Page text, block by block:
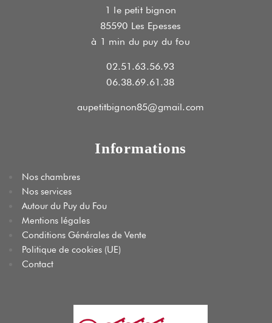
1 le petit bignon
85590 Les Epesses
à 1 min du puy du fou
02.51.63.56.93
06.38.69.61.38
aupetitbignon85@gmail.com
Informations
Nos chambres
Nos services
Autour du Puy du Fou
Mentions légales
Conditions Générales de Vente
Politique de cookies (UE)
Contact